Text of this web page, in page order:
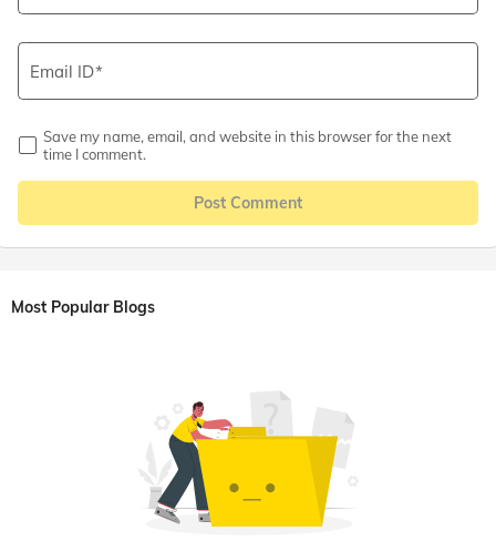
Email ID
Save my name, email, and website in this browser for the next
time I comment.
Post Comment
Most Popular Blogs